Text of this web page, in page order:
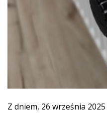
Z dniem, 26 września